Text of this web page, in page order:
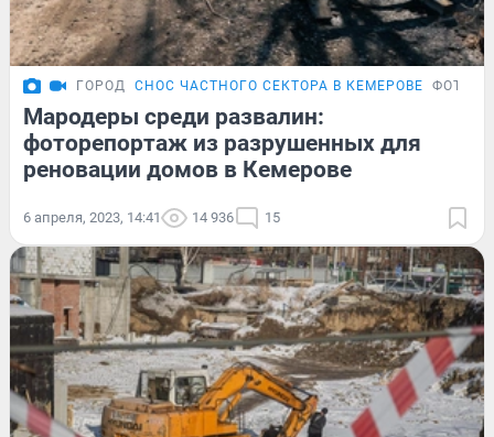
ГОРОД СНОС ЧАСТНОГО СЕКТОРА В КЕМЕРОВЕ
Мародеры среди развалин:
фоторепортаж из разрушенных для
реновации домов в Кемерове
6 апреля, 2023, 14:41 14 936 15